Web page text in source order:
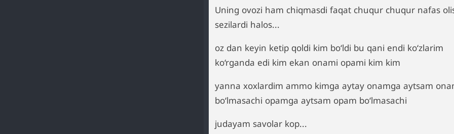
Uning ovozi ham chiqmasdi faqat chuqur chuqur nafas
sezilardi halos...
oz dan keyin ketip qoldi kim bo‘ldi bu qani endi ko‘zlarim
ko‘rganda edi kim ekan onami opami kim kim
yanna xoxlardim ammo kimga aytay onamga aytsam
bo‘lmasachi opamga aytsam opam bo‘lmasachi
judayam savolar kop...